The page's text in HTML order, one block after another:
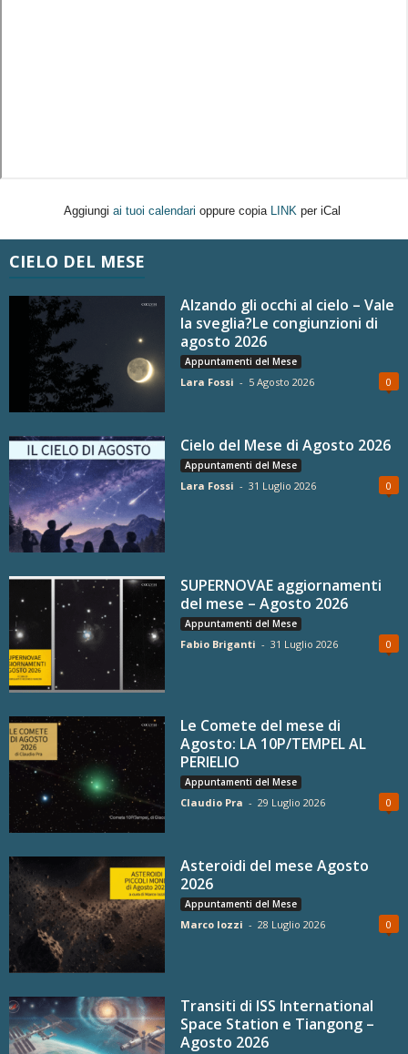
Aggiungi ai tuoi calendari oppure copia LINK per iCal
CIELO DEL MESE
Alzando gli occhi al cielo – Vale
la sveglia?Le congiunzioni di
agosto 2026
Appuntamenti del Mese
Lara Fossi - 5 Agosto 2026 0
Cielo del Mese di Agosto 2026
Appuntamenti del Mese
Lara Fossi - 31 Luglio 2026 0
SUPERNOVAE aggiornamenti
del mese – Agosto 2026
Appuntamenti del Mese
Fabio Briganti - 31 Luglio 2026 0
Le Comete del mese di
Agosto: LA 10P/TEMPEL AL
PERIELIO
Appuntamenti del Mese
Claudio Pra - 29 Luglio 2026 0
Asteroidi del mese Agosto
2026
Appuntamenti del Mese
Marco Iozzi - 28 Luglio 2026 0
Transiti di ISS International
Space Station e Tiangong –
Agosto 2026